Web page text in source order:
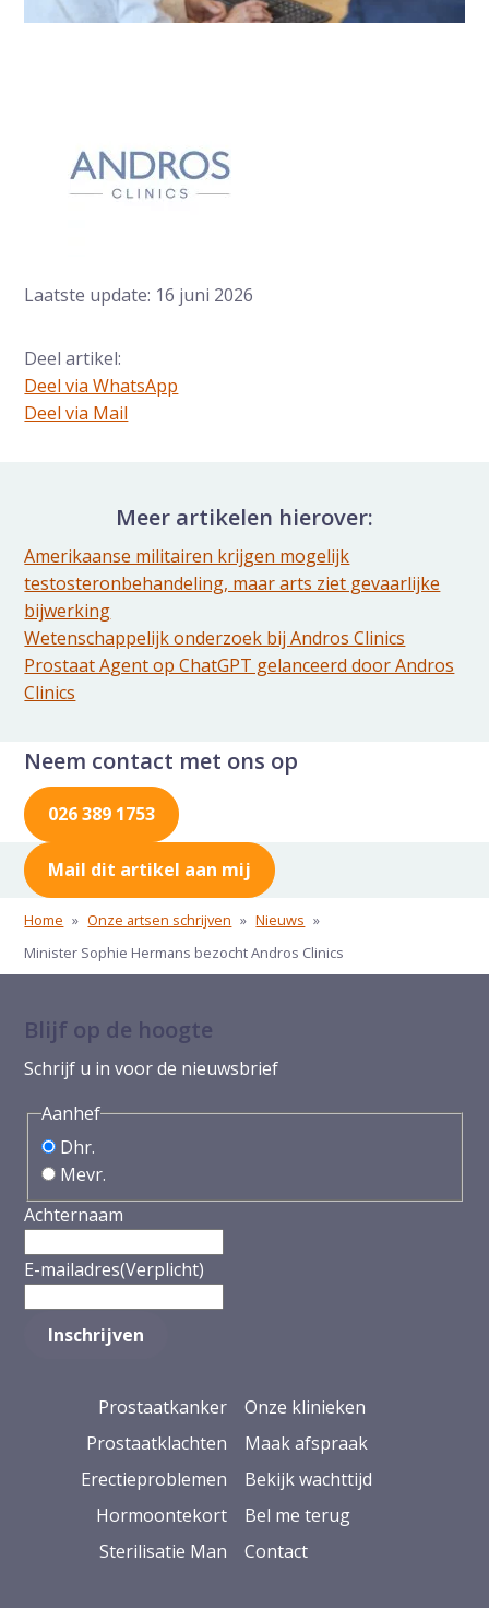
Laatste update: 16 juni 2026
Deel artikel:
Deel via WhatsApp
Deel dit via Whatsapp
Deel via Mail
Meer artikelen hierover:
Amerikaanse militairen krijgen mogelijk
testosteronbehandeling, maar arts ziet gevaarlijke
bijwerking
Wetenschappelijk onderzoek bij Andros Clinics
Prostaat Agent op ChatGPT gelanceerd door Andros
Clinics
Neem contact met ons op
026 389 1753
Mail dit artikel aan mij
Home » Onze artsen schrijven » Nieuws »
Minister Sophie Hermans bezocht Andros Clinics
Blijf op de hoogte
Schrijf u in voor de nieuwsbrief
Aanhef
Dhr.
Mevr.
Achternaam
E-mailadres(Verplicht)
Prostaatkanker
Prostaatklachten
Erectieproblemen
Hormoontekort
Sterilisatie Man
Onze klinieken
Maak afspraak
Bekijk wachttijd
Bel me terug
Contact